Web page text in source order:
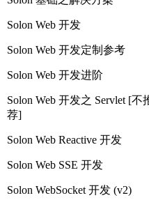
Solon Web 开发
Solon Web 开发定制参考
Solon Web 开发进阶
Solon Web 开发之 Servlet [不
荐]
Solon Web Reactive 开发
Solon Web SSE 开发
Solon WebSocket 开发 (v2)